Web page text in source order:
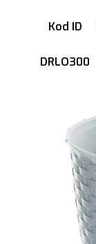
Kod ID
DRLO300